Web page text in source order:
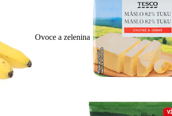
Ovoce a zelenina